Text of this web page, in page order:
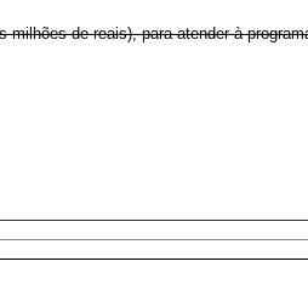
de reais), para atender à